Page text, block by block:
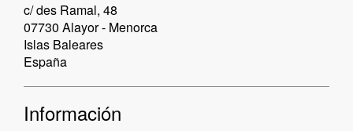
c/ des Ramal, 48
07730 Alayor - Menorca
Islas Baleares
España
Información